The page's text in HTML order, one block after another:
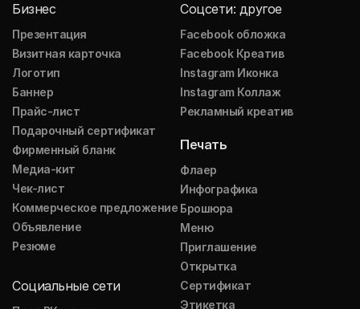
Бизнес
Презентация
Визитная карточка
Логотип
Баннер
Прайс-лист
Подарочный сертификат
Фирменный бланк
Медиа-кит
Чек-лист
Коммерческое предложение
Объявление
Резюме
Социальные сети
Соцсети: другое
Facebook обложка
Facebook Креатив
Instagram Иконка
Instagram Коллаж
Рекламный креатив
Печать
Флаер
Инфографика
Брошюра
Меню
Приглашение
Открытка
Сертификат
Этикетка